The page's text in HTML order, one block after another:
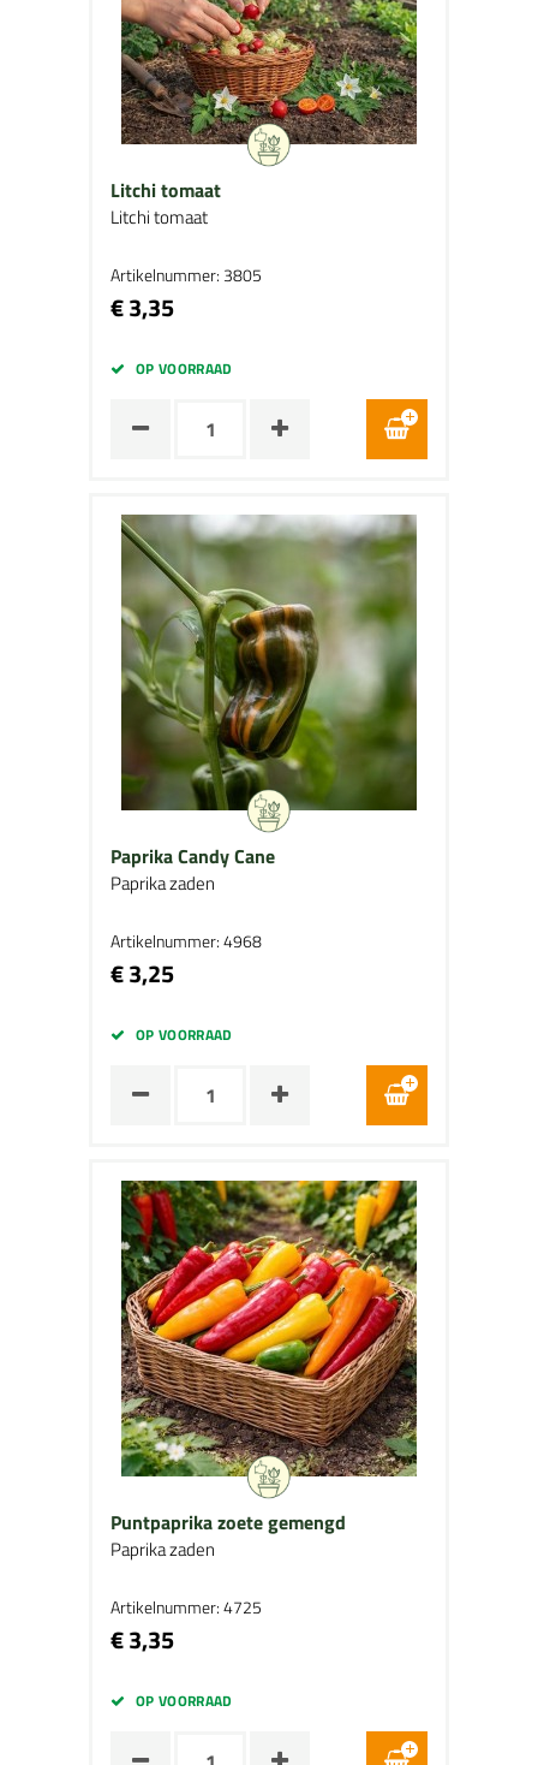
Litchi tomaat
Litchi tomaat
Artikelnummer: 3805
€ 3,35
OP VOORRAAD
Paprika Candy Cane
Paprika zaden
Artikelnummer: 4968
€ 3,25
OP VOORRAAD
Puntpaprika zoete gemengd
Paprika zaden
Artikelnummer: 4725
€ 3,35
OP VOORRAAD